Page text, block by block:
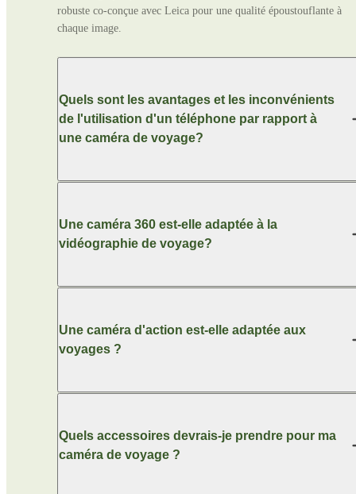
robuste co-conçue avec Leica pour une qualité époustouflante à
chaque image.
Quels sont les avantages et les inconvénients
de l'utilisation d'un téléphone par rapport à
une caméra de voyage?
Une caméra 360 est-elle adaptée à la
vidéographie de voyage?
Une caméra d'action est-elle adaptée aux
voyages ?
Quels accessoires devrais-je prendre pour ma
caméra de voyage ?